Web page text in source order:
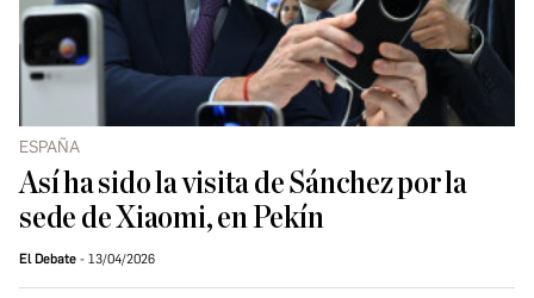
ESPAÑA
Así ha sido la visita de Sánchez por la
sede de Xiaomi, en Pekín
El Debate 13/04/2026